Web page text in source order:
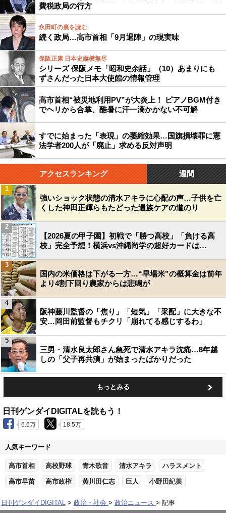
費税政局の行方
永田町の裏を読む
続く政局…高市首相「9月退陣」の現実味
保阪正康 日本史縦横無尽
シリーズ 保阪メモ「昭和史余話」（10）あまりにも
ずさんだった日本大使館の情報管理
高市首相“被災地利用PV”が大炎上！ ピアノBGM付き
でヘリから合掌、酷暑に汗一滴かかない不可解
すでに始まった「表現」の萎縮効果…国旗損壊罪に憲
法学者200人が「廃止」求める反対声明
アクセスランキング 週間
強いショック状態の清水アキラに心配の声…子供を亡
くした神田正輝らもたどった遺族ケアの道のり
1
【2026夏の甲子園】初戦で「勝つ高校」「負ける高
校」完全予想！横浜vs沖縄尚学の超好カードは…
2
国内の米価格は下がる一方…“早場米”の概算金は前年
より4割下回り農家からは悲鳴が
3
阪神藤川監督の「焦り」「短気」「采配」に大きな不
安…岡田前監督もチクリ「崩れてる感じするわ」
4
三男・清水良太郎さん急死で清水アキラ沈痛…8年越
しの「父子再共演」が始まったばかりだった
5
もっとみる
日刊ゲンダイDIGITALを読もう！
6.6万 18.5万
人気キーワード
高市首相 高校野球 青木歌音 清水アキラ ハラスメント
高市早苗 高市政権 黄川田仁志 巨人 小野田紀美
日刊ゲンダイDIGITAL 政治・社会 政治ニュース 記事